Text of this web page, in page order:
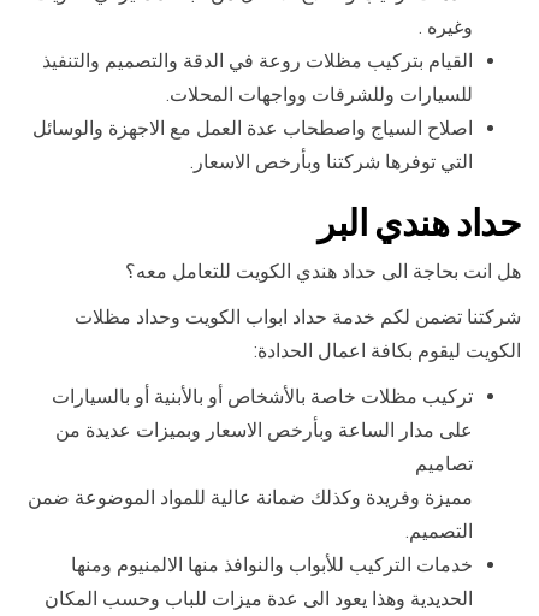
وغيره .
القيام بتركيب مظلات روعة في الدقة والتصميم والتنفيذ
للسيارات وللشرفات وواجهات المحلات.
اصلاح السياج واصطحاب عدة العمل مع الاجهزة والوسائل
التي توفرها شركتنا وبأرخص الاسعار.
حداد هندي البر
هل انت بحاجة الى حداد هندي الكويت للتعامل معه؟
شركتنا تضمن لكم خدمة حداد ابواب الكويت وحداد مظلات
الكويت ليقوم بكافة اعمال الحدادة:
تركيب مظلات خاصة بالأشخاص أو بالأبنية أو بالسيارات
على مدار الساعة وبأرخص الاسعار وبميزات عديدة من
تصاميم
مميزة وفريدة وكذلك ضمانة عالية للمواد الموضوعة ضمن
التصميم.
خدمات التركيب للأبواب والنوافذ منها الالمنيوم ومنها
الحديدية وهذا يعود الى عدة ميزات للباب وحسب المكان